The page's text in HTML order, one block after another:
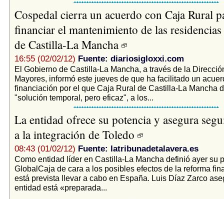
Cospedal cierra un acuerdo con Caja Rural
financiar el mantenimiento de las residencias
de Castilla-La Mancha
16:55 (02/02/12) Fuente: diariosigloxxi.com
El Gobierno de Castilla-La Mancha, a través de la
Mayores, informó este jueves de que ha facilitado un
financiación por el que Caja Rural de Castilla-La Mancha
"solución temporal, pero eficaz", a los...
La entidad ofrece su potencia y asegura
a la integración de Toledo
08:43 (01/02/12) Fuente: latribunadetalavera.es
Como entidad líder en Castilla-La Mancha definió ayer su
GlobalCaja de cara a los posibles efectos de la reforma
está prevista llevar a cabo en España. Luis Díaz Zarco
entidad está «preparada...